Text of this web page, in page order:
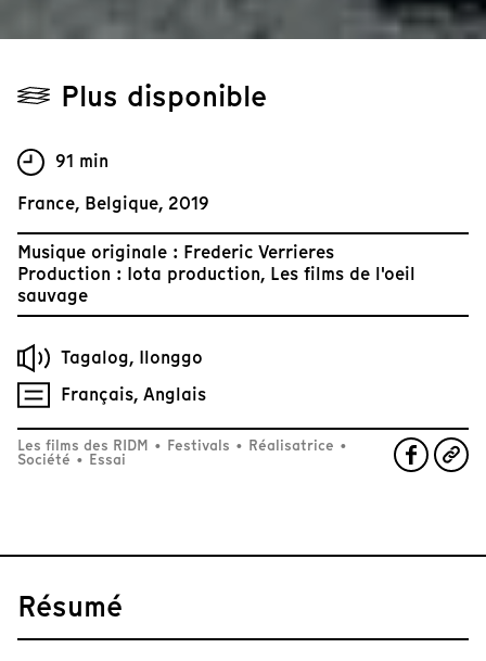
Plus disponible
91 min
France, Belgique, 2019
Musique originale : Frederic Verrieres
Production : Iota production, Les films de l'oeil
sauvage
Tagalog, Ilonggo
Français, Anglais
Les films des RIDM • Festivals • Réalisatrice •
Société • Essai
Résumé